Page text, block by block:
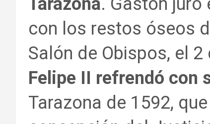
con los restos óseos
Salón de Obispos, el
Felipe II refrendó con
Tarazona de 1592,